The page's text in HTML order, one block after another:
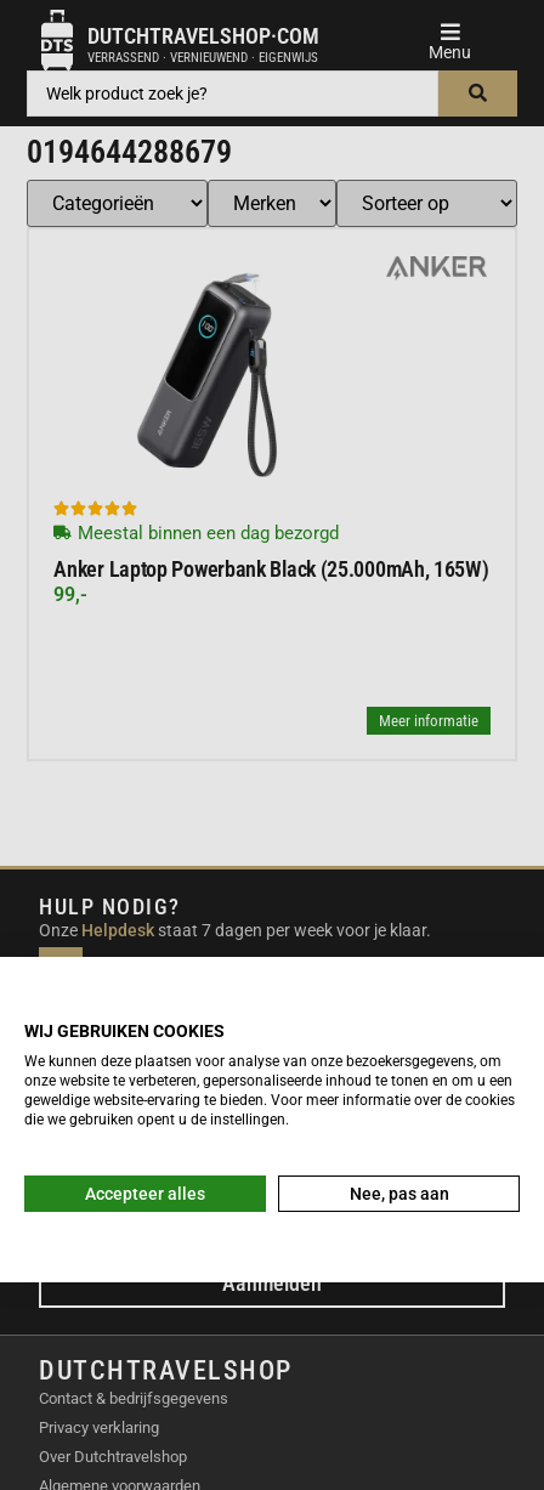
DUTCHTRAVELSHOP·COM
VERRASSEND · VERNIEUWEND · EIGENWIJS
0194644288679

Meestal binnen een dag bezorgd
Anker Laptop Powerbank Black (25.000mAh, 165W)
99,-
Meer informatie
HULP NODIG?
Onze Helpdesk staat 7 dagen per week voor je klaar.
beantwoorden.
NIEUWSBRIEF
Meld je nu gratis aan voor de DTS-Nieuwsbrief en ontvang het
E-mailadres
Aanmelden
DUTCHTRAVELSHOP
Contact & bedrijfsgegevens
Privacy verklaring
Over Dutchtravelshop
Algemene voorwaarden
WIJ GEBRUIKEN COOKIES
We kunnen deze plaatsen voor analyse van onze bezoekersgegevens, om
onze website te verbeteren, gepersonaliseerde inhoud te tonen en om u een
geweldige website-ervaring te bieden. Voor meer informatie over de cookies
die we gebruiken opent u de instellingen.
Accepteer alles Nee, pas aan